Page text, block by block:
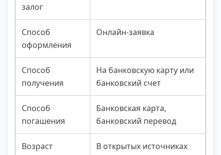
залог
Способ
оформления
Онлайн-заявка
Способ
получения
На банковскую карту или
банковский счет
Способ
погашения
Банковская карта,
банковский перевод
Возраст
В открытых источниках